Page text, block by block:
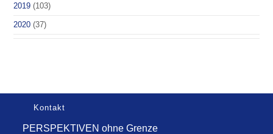
2019 (103)
2020 (37)
Kontakt
PERSPEKTIVEN ohne Grenze